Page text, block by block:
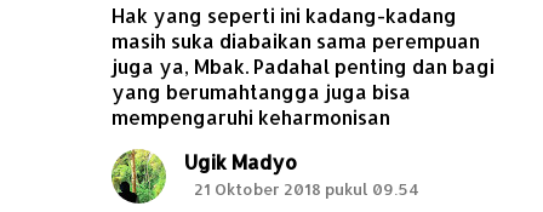
Hak yang seperti ini kadang-kadang
masih suka diabaikan sama perempuan
juga ya, Mbak. Padahal penting dan bagi
yang berumahtangga juga bisa
mempengaruhi keharmonisan
Ugik Madyo
21 Oktober 2018 pukul 09.54